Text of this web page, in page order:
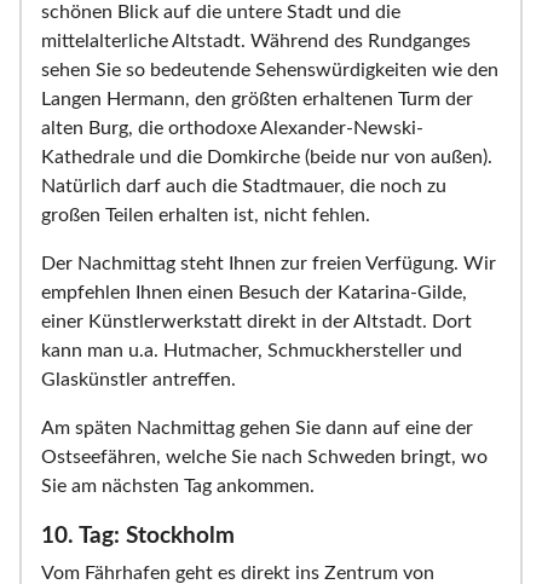
schönen Blick auf die untere Stadt und die
mittelalterliche Altstadt. Während des Rundganges
sehen Sie so bedeutende Sehenswürdigkeiten wie den
Langen Hermann, den größten erhaltenen Turm der
alten Burg, die orthodoxe Alexander-Newski-
Kathedrale und die Domkirche (beide nur von außen).
Natürlich darf auch die Stadtmauer, die noch zu
großen Teilen erhalten ist, nicht fehlen.
Der Nachmittag steht Ihnen zur freien Verfügung. Wir
empfehlen Ihnen einen Besuch der Katarina-Gilde,
einer Künstlerwerkstatt direkt in der Altstadt. Dort
kann man u.a. Hutmacher, Schmuckhersteller und
Glaskünstler antreffen.
Am späten Nachmittag gehen Sie dann auf eine der
Ostseefähren, welche Sie nach Schweden bringt, wo
Sie am nächsten Tag ankommen.
10. Tag: Stockholm
Vom Fährhafen geht es direkt ins Zentrum von